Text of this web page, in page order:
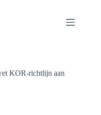
KOR-richtlijn aan